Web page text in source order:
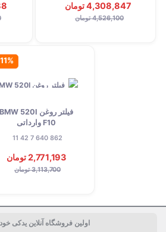
4,308,847 تومان
4,526,100 تومان
فیلتر روغن BMW 520I
F10 وارداتی
862 640 7 42 11
2,771,193 تومان
3,113,700 تومان
اولین فروشگاه آنلاین یدکی